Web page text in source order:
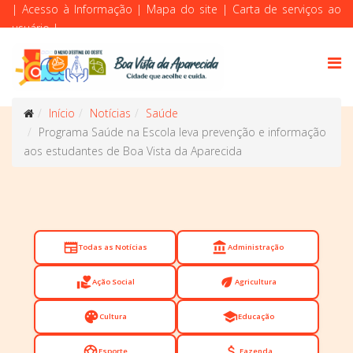
| Acesso à Informação | Mapa do site | Carta de serviços ao
usuário|
Início Notícias
Saúde
Programa Saúde na Escola leva prevenção e informação
aos estudantes de Boa Vista da Aparecida
newspaperTodas as Notícias account_balanceAdministração
volunteer_activismAção Social eco Agricultura
paletteCultura schoolEducação